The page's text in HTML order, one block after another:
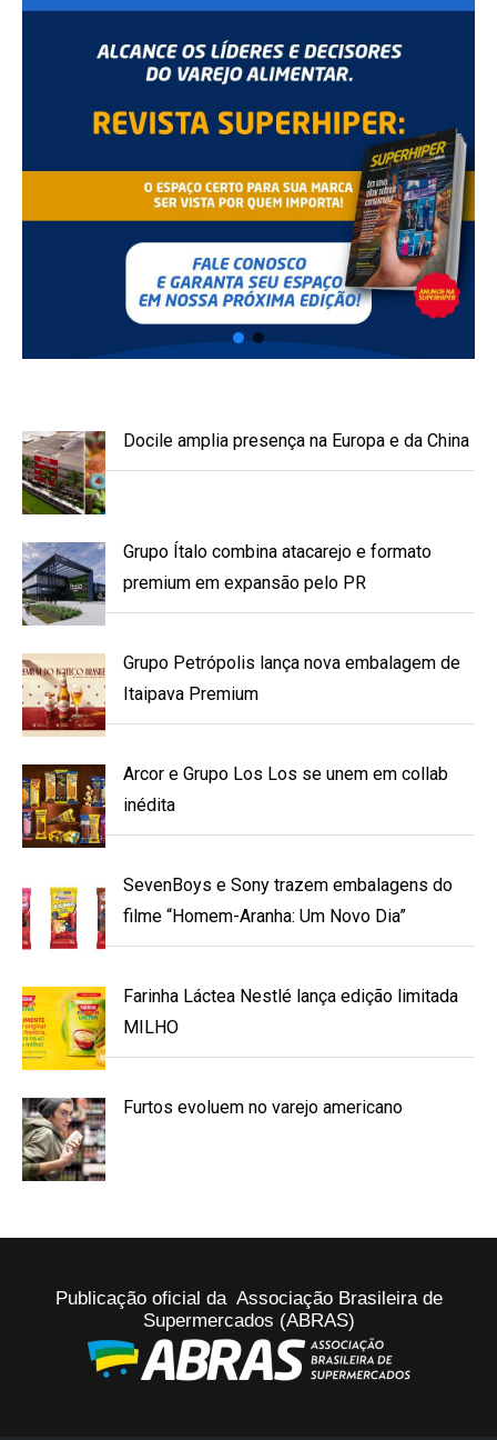
Docile amplia presença na Europa e da China
Grupo Ítalo combina atacarejo e formato
premium em expansão pelo PR
Grupo Petrópolis lança nova embalagem de
Itaipava Premium
Arcor e Grupo Los Los se unem em collab
inédita
SevenBoys e Sony trazem embalagens do
filme “Homem-Aranha: Um Novo Dia”
Farinha Láctea Nestlé lança edição limitada
MILHO
Furtos evoluem no varejo americano
Publicação oficial da Associação Brasileira de
Supermercados (ABRAS)